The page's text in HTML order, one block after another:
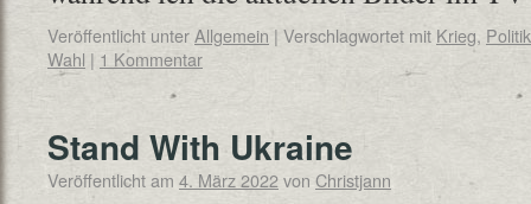
Veröffentlicht unterAllgemein | Verschlagwortet mit Krieg, Politik
Wahl | 1 Kommentar
Stand With Ukraine
Veröffentlicht am 4. März 2022von Christjann